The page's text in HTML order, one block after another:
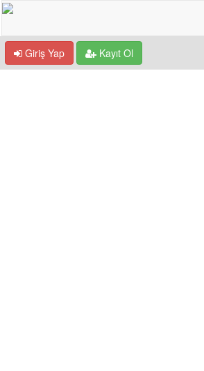
Giriş Yap Kayıt Ol